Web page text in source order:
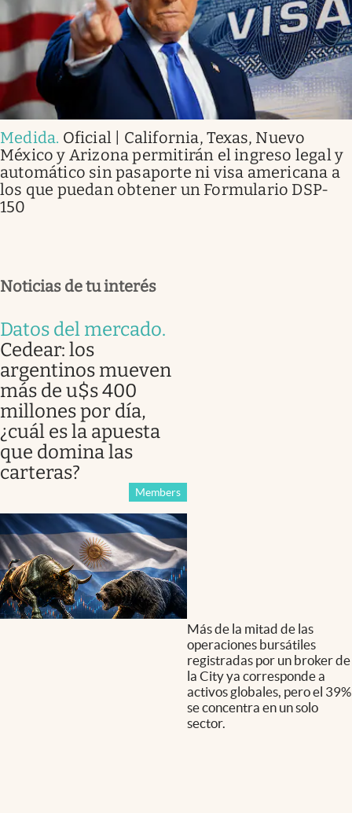
Medida. Oficial | California, Texas, Nuevo
México y Arizona permitirán el ingreso legal y
automático sin pasaporte ni visa americana a
los que puedan obtener un Formulario DSP-
150
Noticias de tu interés
Datos del mercado.
Cedear: los
argentinos mueven
más de u$s 400
millones por día,
¿cuál es la apuesta
que domina las
carteras?
Members
Más de la mitad de las
operaciones bursátiles
registradas por un broker de
la City ya corresponde a
activos globales, pero el 39%
se concentra en un solo
sector.